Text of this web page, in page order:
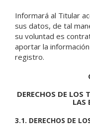
Informará al Titular
sus datos, de tal
su voluntad es
aportar la
registro.
DERECHOS DE LOS
LAS
3.1. DERECHOS DE